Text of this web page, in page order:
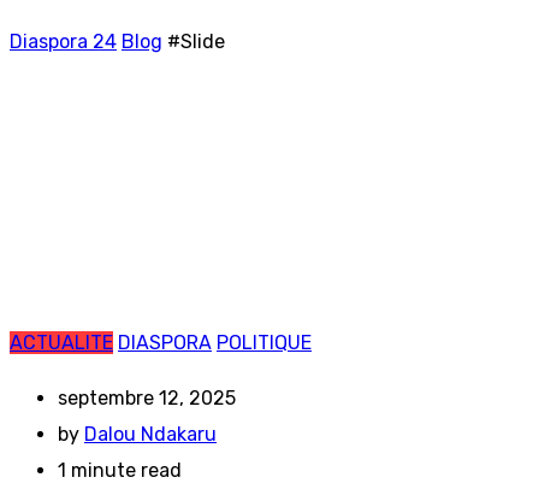
Diaspora 24 Blog #Slide
ACTUALITE DIASPORA POLITIQUE
septembre 12, 2025
by Dalou Ndakaru
1 minute read